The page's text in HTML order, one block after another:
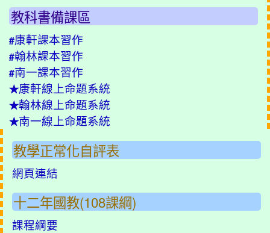
教科書備課區
#康軒課本習作
#翰林課本習作
#南一課本習作
★康軒線上命題系統
★翰林線上命題系統
★南一線上命題系統
教學正常化自評表
網頁連結
十二年國教(108課綱)
課程綱要